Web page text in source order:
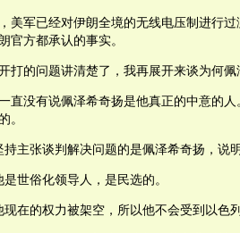
美军已经对伊朗全境的无线电压制进行
官方都承认的事实。
打的问题讲清楚了，我再展开来谈为何佩
直没有说佩泽希奇扬是他真正的中意的
。
持主张谈判解决问题的是佩泽希奇扬，说
是世俗化领导人，是民选的。
现在的权力被架空，所以他不会受到以色